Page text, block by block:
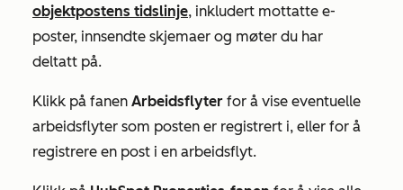
objektpostens tidslinje, inkludert mottatte e-
poster, innsendte skjemaer og møter du har
deltatt på.
Klikk på fanen Arbeidsflyter for å vise eventuelle
arbeidsflyter som posten er registrert i, eller for å
registrere en post i en arbeidsflyt.